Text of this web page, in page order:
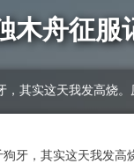
木舟征服
，其实这天我发高烧
狗牙，其实这天我发